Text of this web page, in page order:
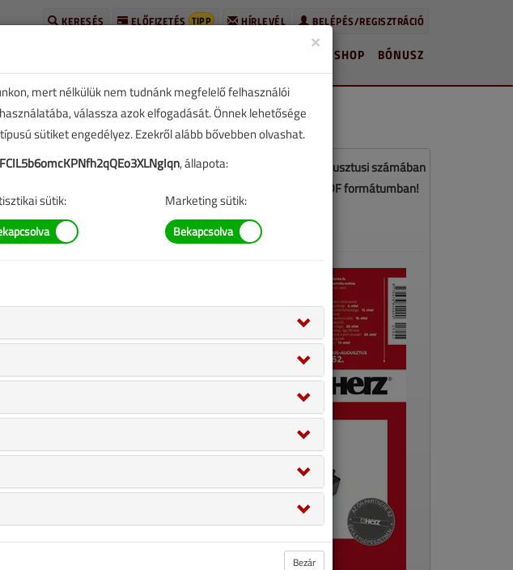
BELÉPÉS/REGISZTRÁCIÓ
HÍRLEVÉL
ELŐFIZETÉS TIPP
KERESÉS
BÓNUSZ
SHOP
Ez a cikk a VGF&HKL 2025. július-augusztusi számában
jelent meg. Töltse le a lapszámot PDF formátumban!
×
mert nélkülük nem tudnánk megfelelő felhasználói
válassza azok elfogadását. Önnek lehetősége
sütiket engedélyez. Ezekről alább bővebben olvashat.
, állapota:
sütik: Marketing sütik:
Bezár